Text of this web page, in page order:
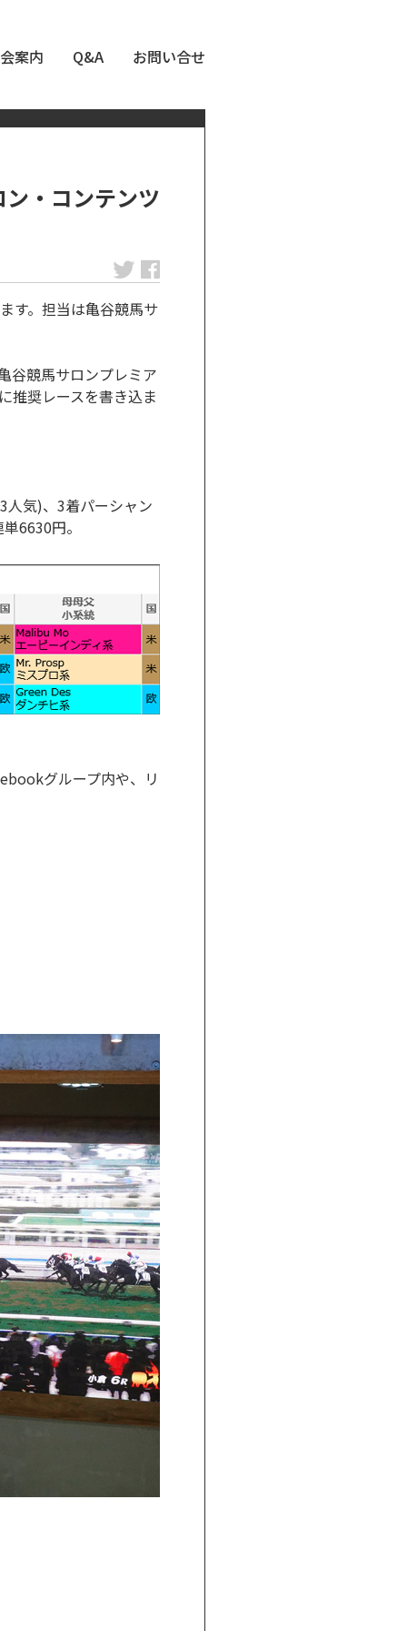
案内 Q&A お問い合せ
・コンテンツ
す。担当は亀谷競馬サ
谷競馬サロンプレミア
推奨レースを書き込ま
人気)、3着パーシャン
6630円。
グループ内や、リ